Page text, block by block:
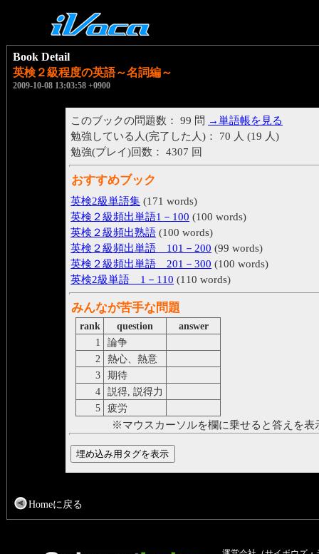
Book Detail
英検２級程度の英語～名詞編～
2009-10-08 13:03:58 +0900
このブックの問題数： 99 問 →単語帳を見る
勉強している人(完了した人)： 70 人 (19 人)
勉強(プレイ)回数： 4307 回
おすすめブック
英検2級単語集 (171 words)
英検２級頻出単語1－100 (100 words)
英検２級頻出熟語 (100 words)
英検２級頻出単語 101－200 (99 words)
英検２級頻出単語 201－300 (100 words)
英検2級単語 1－110 (110 words)
みんなが苦手な問題
rank question
answer
1
論争
2
熱心、熱意
3
期待
4
説得, 説得力
5
疲労
※マウスカーソルを欄に乗せると答えを表
Homeに戻る